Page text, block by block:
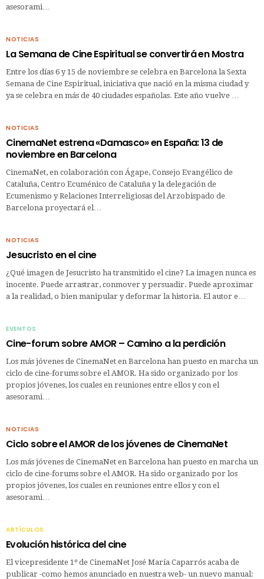
asesorami…
NOTICIAS
La Semana de Cine Espiritual se convertirá en Mostra
Entre los días 6 y 15 de noviembre se celebra en Barcelona la Sexta
Semana de Cine Espiritual, iniciativa que nació en la misma ciudad y
ya se celebra en más de 40 ciudades españolas. Este año vuelve …
NOTICIAS
CinemaNet estrena «Damasco» en España: 13 de
noviembre en Barcelona
CinemaNet, en colaboración con Ágape, Consejo Evangélico de
Cataluña, Centro Ecuménico de Cataluña y la delegación de
Ecumenismo y Relaciones Interreligiosas del Arzobispado de
Barcelona proyectará el…
NOTICIAS
Jesucristo en el cine
¿Qué imagen de Jesucristo ha transmitido el cine? La imagen nunca es
inocente. Puede arrastrar, conmover y persuadir. Puede aproximar
a la realidad, o bien manipular y deformar la historia. El autor e…
EVENTOS
Cine-forum sobre AMOR – Camino a la perdición
Los más jóvenes de CinemaNet en Barcelona han puesto en marcha un
ciclo de cine-forums sobre el AMOR. Ha sido organizado por los
propios jóvenes, los cuales en reuniones entre ellos y con el
asesorami…
NOTICIAS
Ciclo sobre el AMOR de los jóvenes de CinemaNet
Los más jóvenes de CinemaNet en Barcelona han puesto en marcha un
ciclo de cine-forums sobre el AMOR. Ha sido organizado por los
propios jóvenes, los cuales en reuniones entre ellos y con el
asesorami…
ARTÍCULOS
Evolución histórica del cine
El vicepresidente 1º de CinemaNet José María Caparrós acaba de
publicar -como hemos anunciado en nuestra web- un nuevo manual: